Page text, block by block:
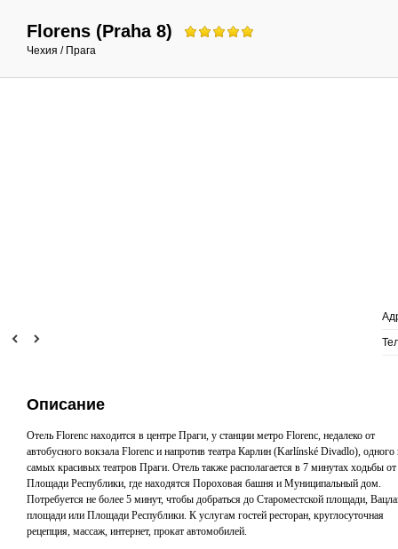
Florens (Praha 8)
Чехия / Прага
Описание
Отель Florenc находится в центре Праги, у станции метро Florenc, недалеко от
автобусного вокзала Florenc и напротив театра Карлин (Karlínské Divadlo), одного
самых красивых театров Праги. Отель также располагается в 7 минутах ходьбы от
Площади Республики, где находятся Пороховая башня и Муниципальный дом.
Потребуется не более 5 минут, чтобы добраться до Староместской площади,
площади или Площади Республики. К услугам гостей ресторан, круглосуточная
рецепция, массаж, интернет, прокат автомобилей.